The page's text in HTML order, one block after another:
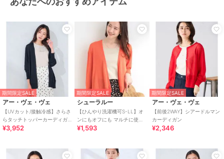
期間限定SALE
アー・ヴェ・ヴェ
【UVカット/接触冷感】さらさ
らタッチトッパーカーディガ
ン
¥3,952
期間限定SALE
シューラルー
【ひんやり洗濯機可S-LL】オ
ンにもオフにも マルチに使え
るボタンレスカーディガン
¥1,593
期間限定SALE
アー・ヴェ・ヴェ
【前後2WAY】シアードルマン
カーディガン
¥2,346